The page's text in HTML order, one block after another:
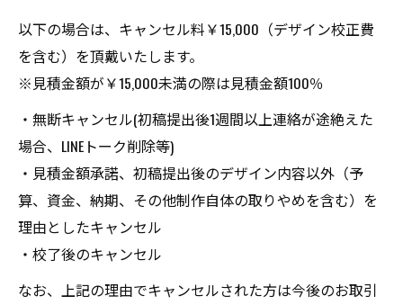
以下の場合は、キャンセル料￥15,000（デザイン校正費
を含む）を頂戴いたします。
※見積金額が￥15,000未満の際は見積金額100％
・無断キャンセル(初稿提出後1週間以上連絡が途絶えた
場合、LINEトーク削除等)
・見積金額承諾、初稿提出後のデザイン内容以外（予
算、資金、納期、その他制作自体の取りやめを含む）を
理由としたキャンセル
・校了後のキャンセル
なお、上記の理由でキャンセルされた方は今後のお取引